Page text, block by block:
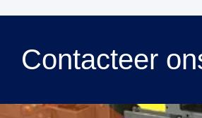
Contacteer